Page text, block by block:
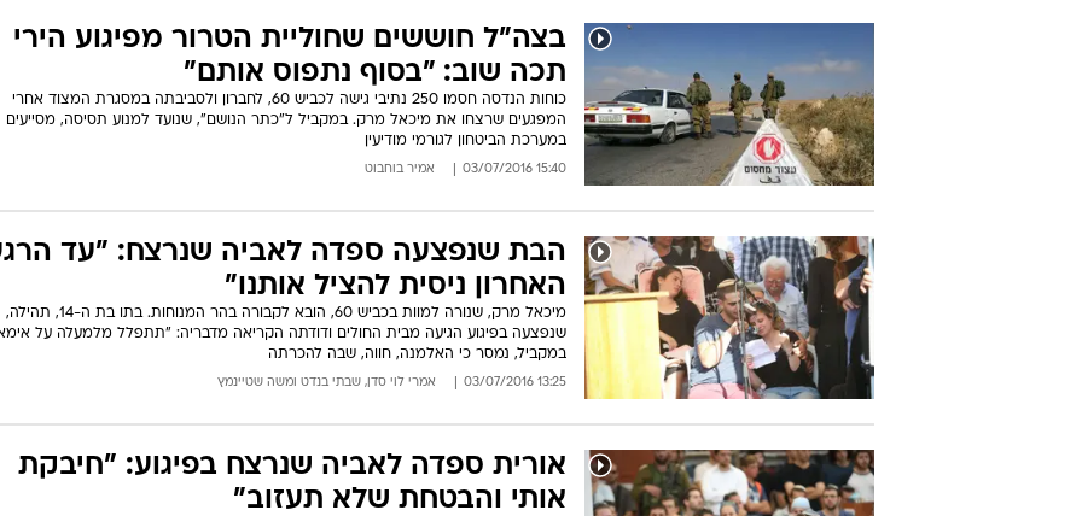
בצה"ל חוששים שחוליית הטרור מפיגוע הירי
תכה שוב: "בסוף נתפוס אותם"
כוחות הנדסה חסמו 250 נתיבי גישה לכביש 60, לחברון ולסביבתה במסגרת המצוד אחרי
המפגעים שרצחו את מיכאל מרק. במקביל ל"כתר הנושם", שנועד למנוע תסיסה, מסייעים
במערכת הביטחון לגורמי מודיעין
15:40 03/07/2016 אמיר בוחבוט
הבת שנפצעה ספדה לאביה שנרצח: "עד
האחרון ניסית להציל אותנו"
מיכאל מרק, שנורה למוות בכביש 60, הובא לקבורה בהר המנוחות. בתו בת ה-14, תהילה,
שנפצעה בפיגוע הגיעה מבית החולים ודודתה הקריאה מדבריה: "תתפלל מלמעלה על
במקביל, נמסר כי האלמנה, חווה, שבה להכרתה
13:25 03/07/2016 אמרי לוי סדן , שבתי בנדט משה שטיינמץ
אורית ספדה לאביה שנרצח בפיגוע: "חיבקת
אותי והבטחת שלא תעזוב"